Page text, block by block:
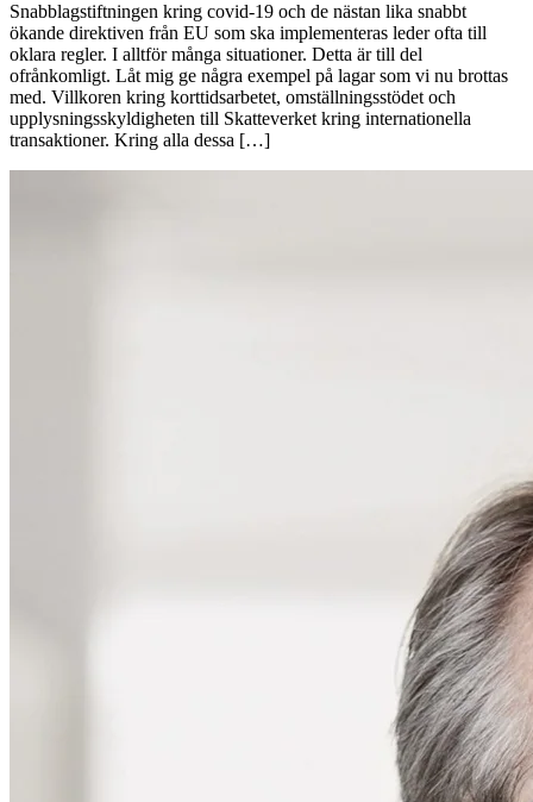
Snabblagstiftningen kring covid-19 och de nästan lika snabbt
ökande direktiven från EU som ska implementeras leder ofta till
oklara regler. I alltför många situationer. Detta är till del
ofrånkomligt. Låt mig ge några exempel på lagar som vi nu brottas
med. Villkoren kring korttidsarbetet, omställningsstö­det och
upplysningsskyldigheten till Skatteverket kring internationella
transaktioner. Kring alla dessa […]